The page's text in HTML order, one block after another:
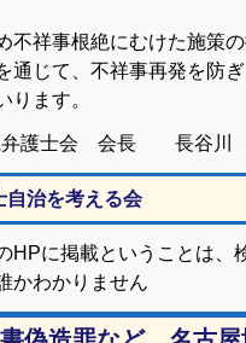
祥事根絶にむけた施策
通じて、不祥事再発を防
ります。
弁護士会 会長 長谷
自治を考える会
HPに掲載ということは、
かわかりません